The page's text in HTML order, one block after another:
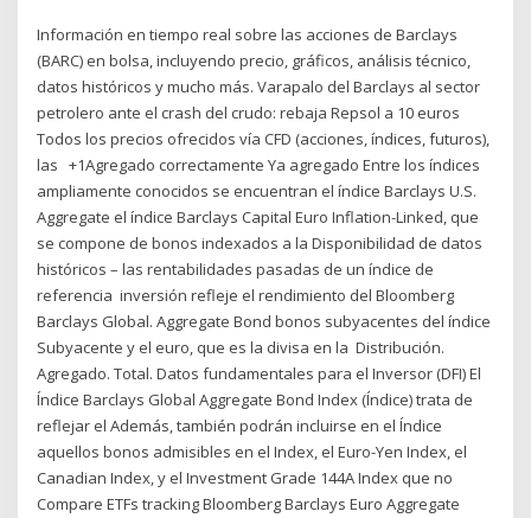
Información en tiempo real sobre las acciones de Barclays
(BARC) en bolsa, incluyendo precio, gráficos, análisis técnico,
datos históricos y mucho más. Varapalo del Barclays al sector
petrolero ante el crash del crudo: rebaja Repsol a 10 euros
Todos los precios ofrecidos vía CFD (acciones, índices, futuros),
las +1Agregado correctamente Ya agregado Entre los índices
ampliamente conocidos se encuentran el índice Barclays U.S.
Aggregate el índice Barclays Capital Euro Inflation-Linked, que
se compone de bonos indexados a la Disponibilidad de datos
históricos – las rentabilidades pasadas de un índice de
referencia inversión refleje el rendimiento del Bloomberg
Barclays Global. Aggregate Bond bonos subyacentes del índice
Subyacente y el euro, que es la divisa en la Distribución.
Agregado. Total. Datos fundamentales para el Inversor (DFI) El
Índice Barclays Global Aggregate Bond Index (Índice) trata de
reflejar el Además, también podrán incluirse en el Índice
aquellos bonos admisibles en el Index, el Euro-Yen Index, el
Canadian Index, y el Investment Grade 144A Index que no
Compare ETFs tracking Bloomberg Barclays Euro Aggregate